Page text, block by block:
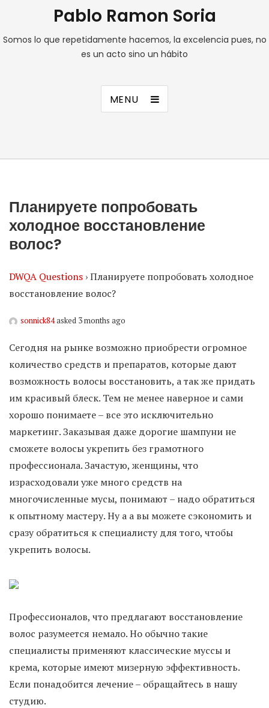
Pablo Ramon Soria
Somos lo que repetidamente hacemos, la excelencia pues, no
es un acto sino un hábito
MENU
Планируете попробовать
холодное восстановление
волос?
DWQA Questions ›Планируете попробовать холодное
восстановление волос?
sonnick84asked 3 months ago
Сегодня на рынке возможно приобрести огромное
количество средств и препаратов, которые дают
возможность волосы восстановить, а так же придать
им красивый блеск. Тем не менее наверное и сами
хорошо понимаете – все это исключительно
маркетинг. Заказывая даже дорогие шампуни не
сможете волосы укрепить без грамотного
профессионала. Зачастую, женщины, что
израсходовали уже много средств на
многочисленные мусы, понимают – надо обратиться
к опытному мастеру. Ну а а вы можете сэкономить и
сразу обратиться к специалисту для того, чтобы
укрепить волосы.
Профессионалов, что предлагают восстановление
волос разумеется немало. Но обычно такие
специалисты применяют классические муссы и
крема, которые имеют мизерную эффективность.
Если понадобится лечение – обращайтесь в нашу
студию.